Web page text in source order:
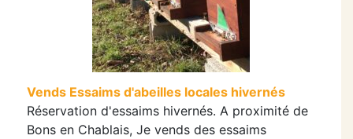
Vends Essaims d'abeilles locales hivernés
Réservation d'essaims hivernés. A proximité de
Bons en Chablais, Je vends des essaims